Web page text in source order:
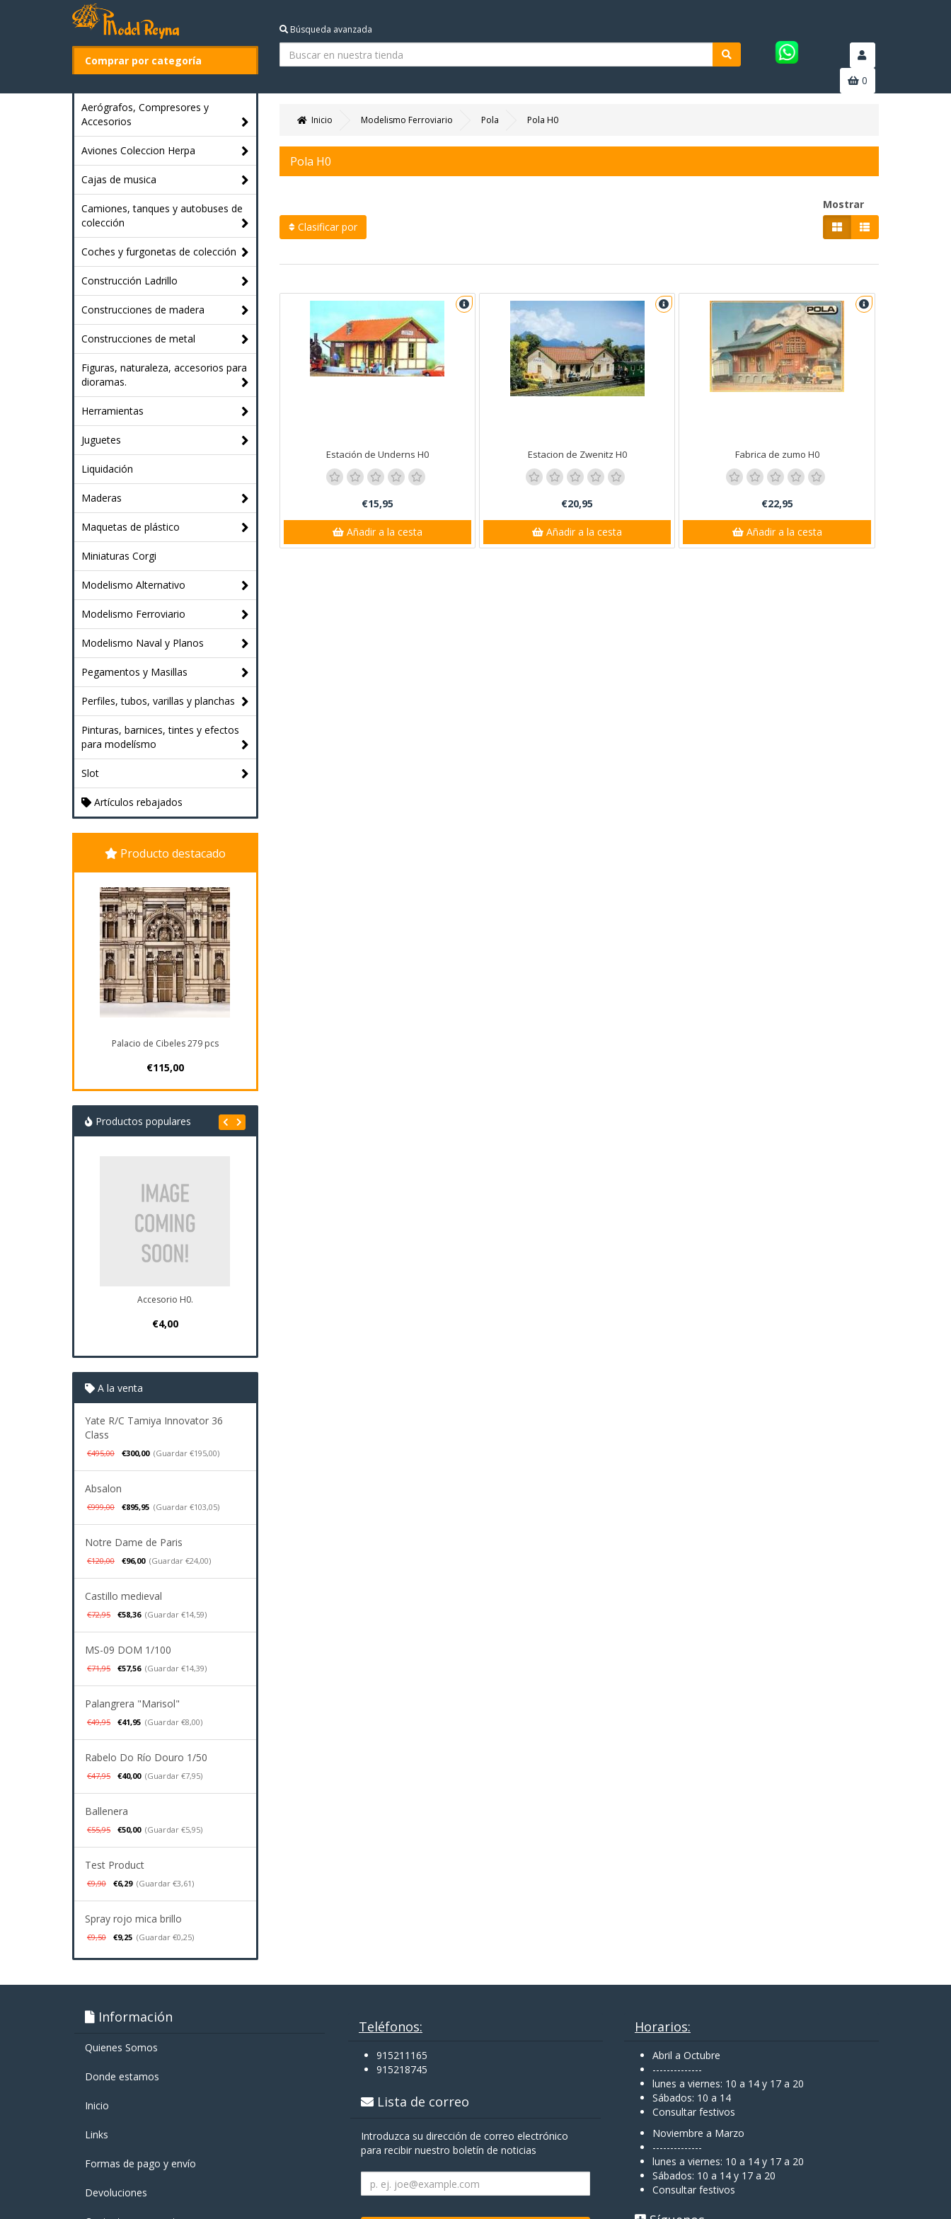
Comprar por categoría
Búsqueda avanzada
0
Aerógrafos, Compresores y
Accesorios
Aviones Coleccion Herpa
Cajas de musica
Camiones, tanques y autobuses de
colección
Coches y furgonetas de colección
Construcción Ladrillo
Construcciones de madera
Construcciones de metal
Figuras, naturaleza, accesorios para
dioramas.
Herramientas
Juguetes
Liquidación
Maderas
Maquetas de plástico
Miniaturas Corgi
Modelismo Alternativo
Modelismo Ferroviario
Modelismo Naval y Planos
Pegamentos y Masillas
Perfiles, tubos, varillas y planchas
Pinturas, barnices, tintes y efectos
para modelísmo
Slot
Artículos rebajados
Producto destacado
Palacio de Cibeles 279 pcs
€115,00
Productos populares
Accesorio H0.
€4,00
A la venta
Yate R/C Tamiya Innovator 36
Class
€495,00 €300,00 (Guardar €195,00)
Absalon
€999,00 €895,95 (Guardar €103,05)
Notre Dame de Paris
€120,00 €96,00 (Guardar €24,00)
Castillo medieval
€72,95 €58,36 (Guardar €14,59)
MS-09 DOM 1/100
€71,95 €57,56 (Guardar €14,39)
Palangrera "Marisol"
€49,95 €41,95 (Guardar €8,00)
Rabelo Do Río Douro 1/50
€47,95 €40,00 (Guardar €7,95)
Ballenera
€55,95 €50,00 (Guardar €5,95)
Test Product
€9,90 €6,29 (Guardar €3,61)
Spray rojo mica brillo
€9,50 €9,25 (Guardar €0,25)
Inicio Modelismo Ferroviario Pola Pola H0
Pola H0
Clasificar por
Mostrar
Estación de Underns H0
€15,95
Añadir a la cesta
Estacion de Zwenitz H0
€20,95
Añadir a la cesta
Fabrica de zumo H0
€22,95
Añadir a la cesta
Información
Quienes Somos
Donde estamos
Inicio
Links
Formas de pago y enví­o
Devoluciones
Teléfonos:
915211165
915218745
Lista de correo
Introduzca su dirección de correo electrónico
para recibir nuestro boletín de noticias
Horarios:
Abril a Octubre
--------------
lunes a viernes: 10 a 14 y 17 a 20
Sábados: 10 a 14
Consultar festivos
Noviembre a Marzo
--------------
lunes a viernes: 10 a 14 y 17 a 20
Sábados: 10 a 14 y 17 a 20
Consultar festivos